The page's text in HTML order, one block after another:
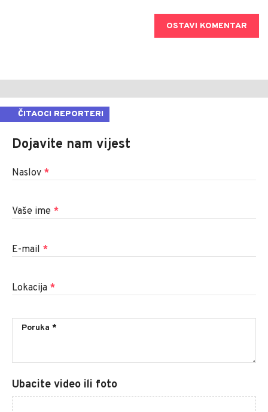
OSTAVI KOMENTAR
ČITAOCI REPORTERI
Dojavite nam vijest
Naslov *
Vaše ime *
E-mail *
Lokacija *
Ubacite video ili foto